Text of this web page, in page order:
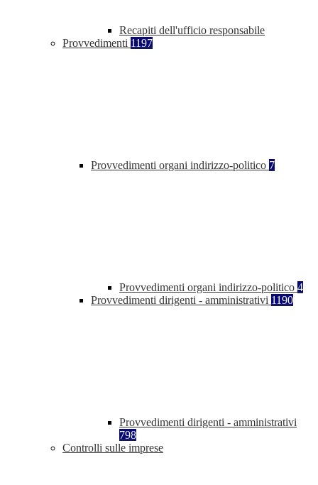
Recapiti dell'ufficio responsabile
Provvedimenti 1197
Provvedimenti organi indirizzo-politico 7
Provvedimenti organi indirizzo-politico 4
Provvedimenti dirigenti - amministrativi 1190
Provvedimenti dirigenti - amministrativi
798
Controlli sulle imprese